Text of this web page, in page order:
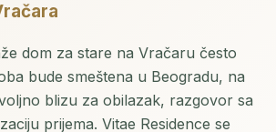
dom za stare na Vračaru često
bude smeštena u Beogradu, na
blizu za obilazak, razgovor sa
prijema. Vitae Residence se